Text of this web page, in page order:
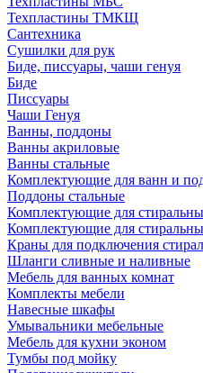
Техпластины ТМКЩ
Сантехника
Сушилки для рук
Биде, писсуары, чаши генуя
Биде
Писсуары
Чаши Генуя
Ванны, поддоны
Ванны акриловые
Ванны стальные
Комплектующие для ванн и
Поддоны стальные
Комплектующие для
Комплектующие для
Краны для подключения
Шланги сливные и наливные
Мебель для ванных комнат
Комплекты мебели
Навесные шкафы
Умывальники мебельные
Мебель для кухни эконом
Тумбы под мойку